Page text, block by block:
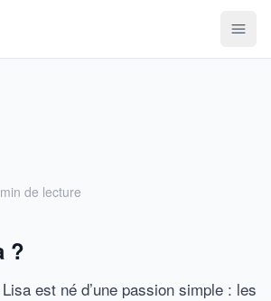
de lecture
?
est né d’une passion simple : les